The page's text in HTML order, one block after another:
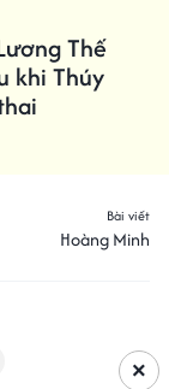
Thế
khi Thúy
Bài viết
Hoàng Minh
×